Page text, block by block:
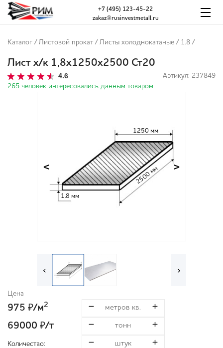
zakaz@rusinvestmetall.ru
+7 (495) 123-45-22
Каталог / Листовой прокат / Листы холоднокатаные / 1.8 /
Лист х/к 1,8х1250х2500 Ст20
4.6
Артикул: 237849
265 человек интересовались данным товаром
1250 мм
2500 мм
1.8 мм
< >
‹ ›
Цена
975 ₽/м2
69000 ₽/т
Количество: